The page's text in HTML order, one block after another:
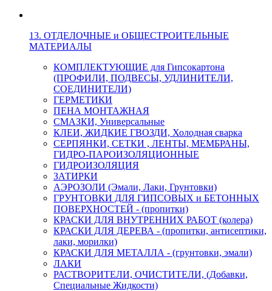
13. ОТДЕЛОЧНЫЕ и ОБЩЕСТРОИТЕЛЬНЫЕ
МАТЕРИАЛЫ
КОМПЛЕКТУЮЩИЕ для Гипсокартона
(ПРОФИЛИ, ПОДВЕСЫ, УДЛИНИТЕЛИ,
СОЕДИНИТЕЛИ)
ГЕРМЕТИКИ
ПЕНА МОНТАЖНАЯ
СМАЗКИ, Универсальные
КЛЕИ, ЖИДКИЕ ГВОЗДИ, Холодная сварка
СЕРПЯНКИ, СЕТКИ , ЛЕНТЫ, МЕМБРАНЫ,
ГИДРО-ПАРОИЗОЛЯЦИОННЫЕ
ГИДРОИЗОЛЯЦИЯ
ЗАТИРКИ
АЭРОЗОЛИ (Эмали, Лаки, Грунтовки)
ГРУНТОВКИ ДЛЯ ГИПСОВЫХ и БЕТОННЫХ
ПОВЕРХНОСТЕЙ - (пропитки)
КРАСКИ ДЛЯ ВНУТРЕННИХ РАБОТ (колера)
КРАСКИ ДЛЯ ДЕРЕВА - (пропитки, антисептики,
лаки, морилки)
КРАСКИ ДЛЯ МЕТАЛЛА - (грунтовки, эмали)
ЛАКИ
РАСТВОРИТЕЛИ, ОЧИСТИТЕЛИ, (Добавки,
Специальные Жидкости)